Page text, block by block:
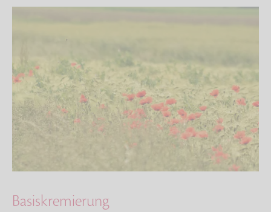
Basiskremierung